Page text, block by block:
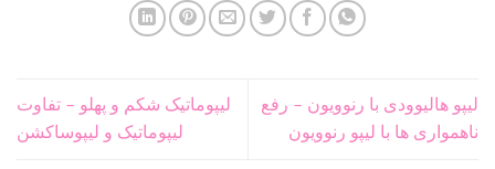
لیپو هالیوودی با رنوویون – رفع
ناهمواری ها با لیپو رنوویون
لیپوماتیک شکم و پهلو – تفاوت
لیپوماتیک و لیپوساکشن